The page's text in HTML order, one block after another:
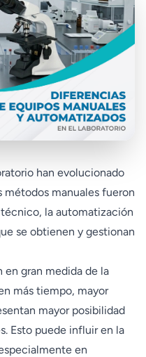
han evolucionado
manuales fueron
la automatización
se obtienen y gestionan
en gran medida de la
más tiempo, mayor
mayor posibilidad
Esto puede influir en la
en